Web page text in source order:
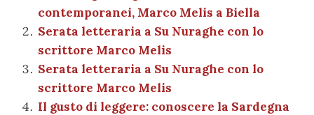
o
o
k
p
p
er m n
vi
di
contemporanei, Marco Melis a Biella
Serata letteraria a Su Nuraghe con lo
scrittore Marco Melis
Serata letteraria a Su Nuraghe con lo
scrittore Marco Melis
Il gusto di leggere: conoscere la Sardegna